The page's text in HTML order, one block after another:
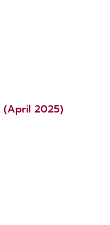
(April 2025)